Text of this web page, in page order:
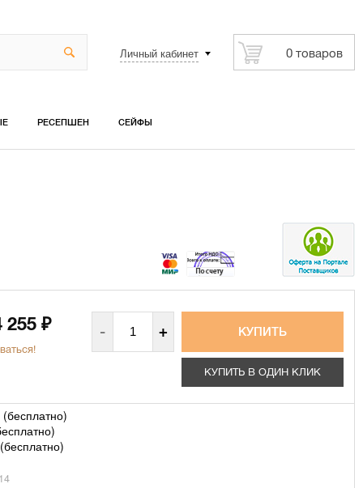
Личный кабинет 0 товаров
РЕСЕПШЕН СЕЙФЫ
255 ₽ - +
КУПИТЬ В ОДИН КЛИК
(бесплатно)
)
бесплатно)